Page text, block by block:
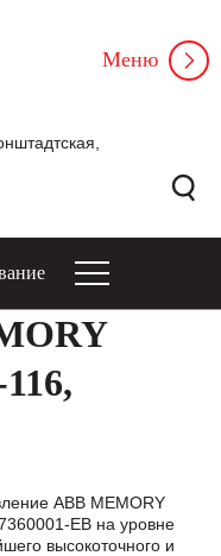
Меню
ABB MEMORY
EB на уровне
высокоточного и